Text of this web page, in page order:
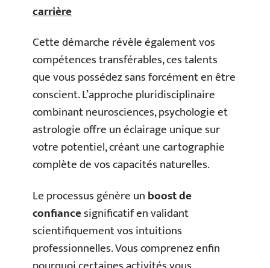
carrière
Cette démarche révèle également vos
compétences transférables, ces talents
que vous possédez sans forcément en être
conscient. L’approche pluridisciplinaire
combinant neurosciences, psychologie et
astrologie offre un éclairage unique sur
votre potentiel, créant une cartographie
complète de vos capacités naturelles.
Le processus génère unboost de
confiancesignificatif en validant
scientifiquement vos intuitions
professionnelles. Vous comprenez enfin